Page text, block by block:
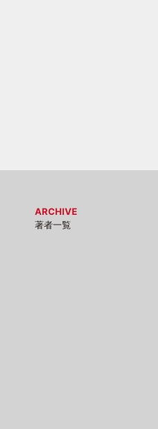
ARCHIVE
著者一覧